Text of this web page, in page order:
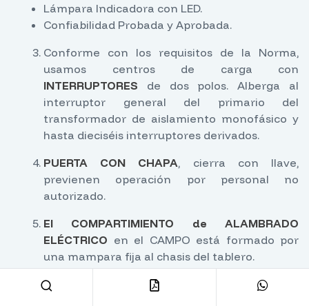
Lámpara Indicadora con LED.
Confiabilidad Probada y Aprobada.
Conforme con los requisitos de la Norma,
usamos centros de carga con
INTERRUPTORES de dos polos. Alberga al
interruptor general del primario del
transformador de aislamiento monofásico y
hasta dieciséis interruptores derivados.
PUERTA CON CHAPA, cierra con llave,
previenen operación por personal no
autorizado.
El COMPARTIMIENTO de ALAMBRADO
ELÉCTRICO en el CAMPO está formado por
una mampara fija al chasis del tablero.
Se suministra un bloque de
TERMINALES